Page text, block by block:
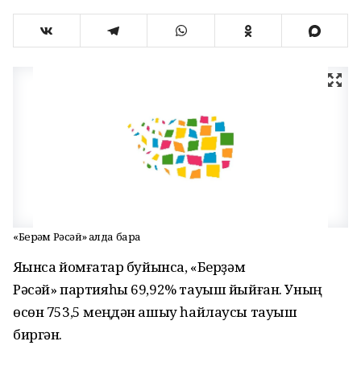
«Берҙәм Рәсәй» алда бара
Яҡынса йомғаҡтар буйынса, «Берҙәм
Рәсәй» партияһы 69,92% тауыш йыйған. Уның
өсөн 753,5 меңдән ашыу һайлаусы тауыш
биргән.